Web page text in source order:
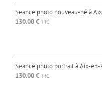
Seance photo nouveau-né à
130.00€ TTC
Seance photo portrait à Aix-en-
130.00€ TTC